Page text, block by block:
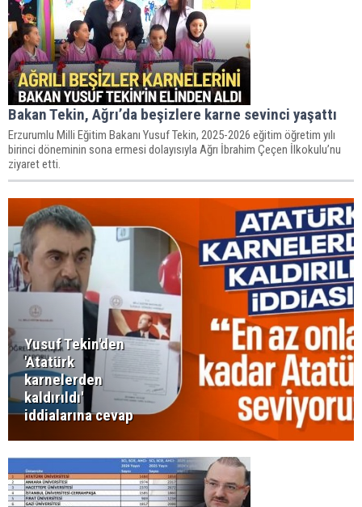
Bakan Tekin, Ağrı’da beşizlere karne sevinci yaşattı
Erzurumlu Milli Eğitim Bakanı Yusuf Tekin, 2025-2026 eğitim öğretim yılı
birinci döneminin sona ermesi dolayısıyla Ağrı İbrahim Çeçen İlkokulu’nu
ziyaret etti.
Yusuf Tekin'den
'Atatürk
karnelerden
kaldırıldı'
iddialarına cevap